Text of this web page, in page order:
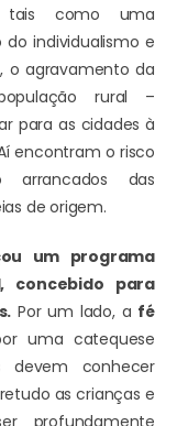
tais como uma
individualismo e
o agravamento da
rural –
para as cidades à
encontram o risco
arrancados das
de origem.
um programa
concebido para
Por um lado, a fé
uma catequese
devem conhecer
as crianças e